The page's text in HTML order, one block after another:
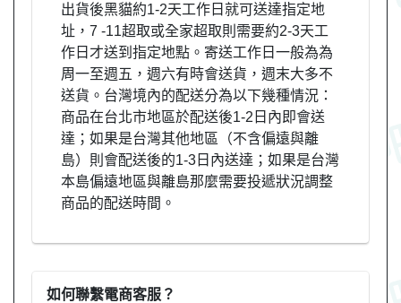
出貨後黑貓約1-2天工作日就可送達指定地
址，7 -11超取或全家超取則需要約2-3天工
作日才送到指定地點。寄送工作日一般為為
周一至週五，週六有時會送貨，週末大多不
送貨。台灣境內的配送分為以下幾種情況：
商品在台北市地區於配送後1-2日內即會送
達；如果是台灣其他地區（不含偏遠與離
島）則會配送後的1-3日內送達；如果是台灣
本島偏遠地區與離島那麼需要投遞狀況調整
商品的配送時間。
如何聯繫電商客服？